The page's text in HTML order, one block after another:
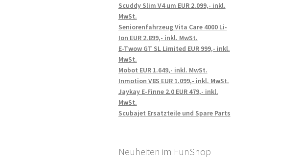
Scuddy Slim V4 um EUR 2.099,- inkl.
MwSt.
Seniorenfahrzeug Vita Care 4000 Li-
Ion EUR 2.899,- inkl. MwSt.
E-Twow GT SL Limited EUR 999,- inkl.
MwSt.
Mobot EUR 1.649,- inkl. MwSt.
Inmotion V8S EUR 1.099,- inkl. MwSt.
Jaykay E-Finne 2.0 EUR 479,- inkl.
MwSt.
Scubajet Ersatzteile und Spare Parts
Neuheiten im FunShop